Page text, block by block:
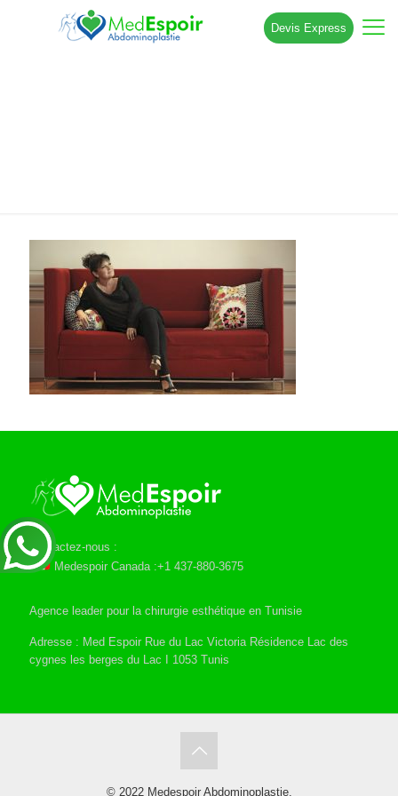
Devis Express
Contactez-nous :
Medespoir Canada :+1 437-880-3675
Agence leader pour la chirurgie esthétique en Tunisie
Adresse : Med Espoir Rue du Lac Victoria Résidence Lac des
cygnes les berges du Lac I 1053 Tunis
© 2022 Medespoir Abdominoplastie.